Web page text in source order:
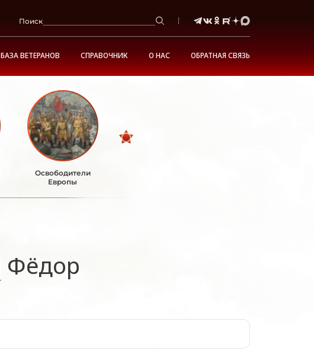
Поиск
БАЗА ВЕТЕРАНОВ СПРАВОЧНИК О НАС ОБРАТНАЯ СВЯЗЬ
Освободители
Европы
Фёдор